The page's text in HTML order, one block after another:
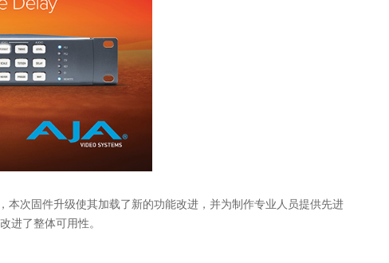
本次固件升级使其加载了新的功能改进，并为制作专业人员提供先进
进了整体可用性。